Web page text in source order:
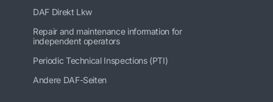
DAF Direkt Lkw
Repair and maintenance information for
independent operators
Periodic Technical Inspections (PTI)
Andere DAF-Seiten